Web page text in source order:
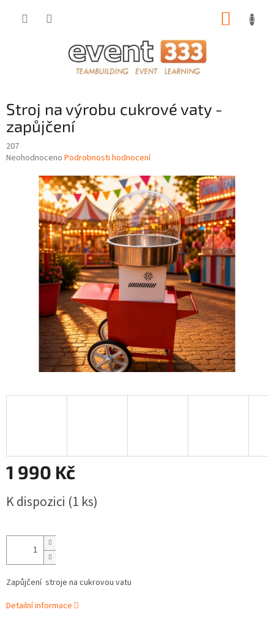
Stroj na výrobu cukrové vaty -
zapůjčení
207
Průměrné
produktu
hvězdiček.
Neohodnoceno Podrobnosti hodnocení
1 990 Kč
cena:
K dispozici (1 ks)
Zapůjčení stroje na cukrovou vatu
Detailní informace